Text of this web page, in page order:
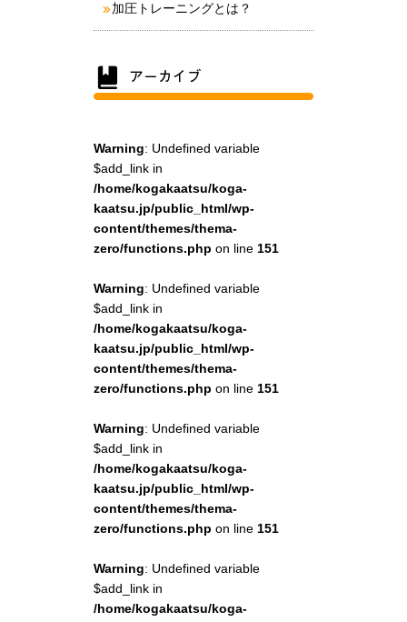
加圧トレーニングとは？
Warning: Undefined variable
$add_link in
/home/kogakaatsu/koga-
kaatsu.jp/public_html/wp-
content/themes/thema-
zero/functions.php on line 151
Warning: Undefined variable
$add_link in
/home/kogakaatsu/koga-
kaatsu.jp/public_html/wp-
content/themes/thema-
zero/functions.php on line 151
Warning: Undefined variable
$add_link in
/home/kogakaatsu/koga-
kaatsu.jp/public_html/wp-
content/themes/thema-
zero/functions.php on line 151
Warning: Undefined variable
$add_link in
/home/kogakaatsu/koga-